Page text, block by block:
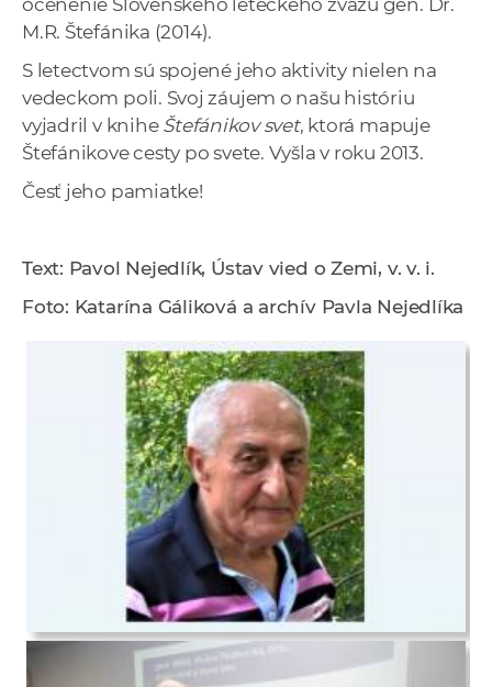
ocenenie Slovenského leteckého zväzu gen. Dr.
M.R. Štefánika (2014).
S letectvom sú spojené jeho aktivity nielen na
vedeckom poli. Svoj záujem o našu históriu
vyjadril v knihe Štefánikov svet, ktorá mapuje
Štefánikove cesty po svete. Vyšla v roku 2013.
Česť jeho pamiatke!
Text: Pavol Nejedlík, Ústav vied o Zemi, v. v. i.
Foto: Katarína Gáliková a archív Pavla Nejedlíka